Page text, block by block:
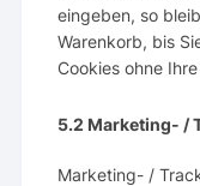
eingeben, so
Warenkorb, bis
Cookies ohne
5.2 Marketing- /
Marketing- /